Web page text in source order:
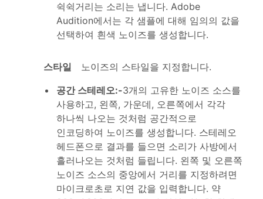
쉭쉭거리는 소리는 냅니다. Adobe
Audition에서는 각 샘플에 대해 임의의 값을
선택하여 흰색 노이즈를 생성합니다.
스타일
노이즈의 스타일을 지정합니다.
공간 스테레오:-3개의 고유한 노이즈 소스를
사용하고, 왼쪽, 가운데, 오른쪽에서 각각
하나씩 나오는 것처럼 공간적으로
인코딩하여 노이즈를 생성합니다. 스테레오
헤드폰으로 결과를 들으면 소리가 사방에서
흘러나오는 것처럼 들립니다. 왼쪽 및 오른쪽
노이즈 소스의 중앙에서 거리를 지정하려면
마이크로초로 지연 값을 입력합니다. 약